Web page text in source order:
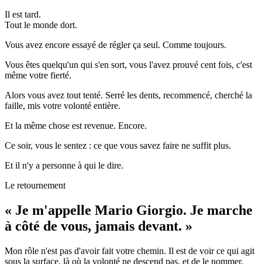
Il est tard.
Tout le monde dort.
Vous avez encore essayé de régler ça seul. Comme toujours.
Vous êtes quelqu'un qui s'en sort, vous l'avez prouvé cent fois, c'est
même votre fierté.
Alors vous avez tout tenté. Serré les dents, recommencé, cherché la
faille, mis votre volonté entière.
Et la même chose est revenue. Encore.
Ce soir, vous le sentez : ce que vous savez faire ne suffit plus.
Et il n'y a personne à qui le dire.
Le retournement
« Je m'appelle Mario Giorgio. Je marche
à côté de vous, jamais devant. »
Mon rôle n'est pas d'avoir fait votre chemin. Il est de voir ce qui agit
sous la surface, là où la volonté ne descend pas, et de le nommer.